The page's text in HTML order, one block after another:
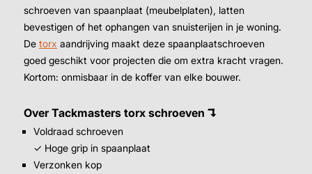
schroeven van spaanplaat (meubelplaten), latten
bevestigen of het ophangen van snuisterijen in je woning.
De torx aandrijving maakt deze spaanplaatschroeven
goed geschikt voor projecten die om extra kracht vragen.
Kortom: onmisbaar in de koffer van elke bouwer.
Over Tackmasters torx schroeven ↴
Voldraad schroeven
✓ Hoge grip in spaanplaat
Verzonken kop